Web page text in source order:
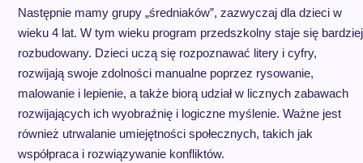
Następnie mamy grupy „średniaków”, zazwyczaj dla dzieci w
wieku 4 lat. W tym wieku program przedszkolny staje się bardziej
rozbudowany. Dzieci uczą się rozpoznawać litery i cyfry,
rozwijają swoje zdolności manualne poprzez rysowanie,
malowanie i lepienie, a także biorą udział w licznych zabawach
rozwijających ich wyobraźnię i logiczne myślenie. Ważne jest
również utrwalanie umiejętności społecznych, takich jak
współpraca i rozwiązywanie konfliktów.